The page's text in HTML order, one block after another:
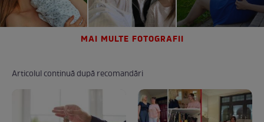
MAI MULTE FOTOGRAFII
Articolul continuă după recomandări